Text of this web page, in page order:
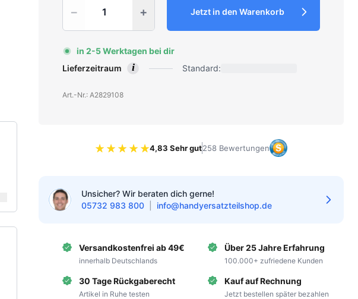
− + Jetzt in den Warenkorb
in 2-5 Werktagen bei dir
Lieferzeitraum
i Standard:
Art.-Nr.: A2829108
Bewertung 4.83 von 5 Sternen
4,83 Sehr gut258 Bewertungen
Unsicher? Wir beraten dich gerne!
05732 983 800
info@handyersatzteilshop.de
Versandkostenfrei ab 49€
innerhalb Deutschlands
Über 25 Jahre Erfahrung
100.000+ zufriedene Kunden
30 Tage Rückgaberecht
Artikel in Ruhe testen
Kauf auf Rechnung
Jetzt bestellen später bezahlen